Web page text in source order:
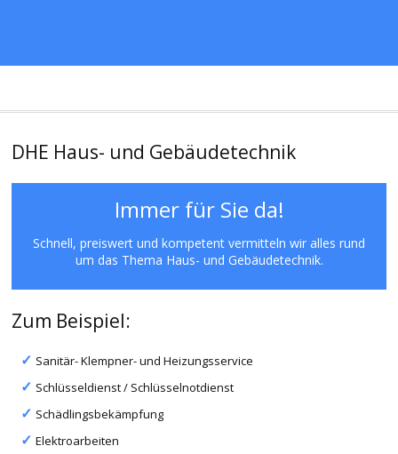
DHE Haus- und Gebäudetechnik
Immer für Sie da!
Schnell, preiswert und kompetent vermitteln wir alles rund
um das Thema Haus- und Gebäudetechnik.
Zum Beispiel:
Sanitär- Klempner- und Heizungsservice
Schlüsseldienst / Schlüsselnotdienst
Schädlingsbekämpfung
Elektroarbeiten